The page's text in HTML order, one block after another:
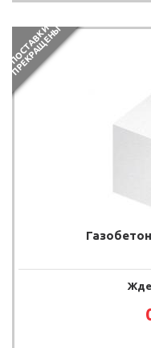
П
О
С
Т
А
В
К
И
П
Р
Е
К
Р
А
Щ
Е
Н
Ы